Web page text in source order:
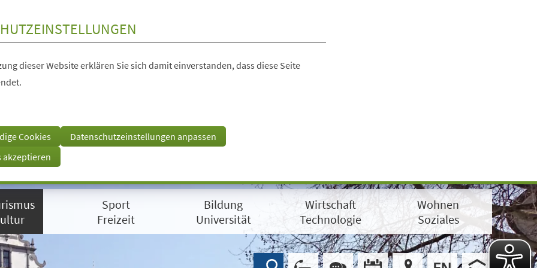
dieser Website erklären Sie sich damit einverstanden, dass diese Seite
Cookies
Datenschutzeinstellungen anpassen
akzeptieren
Sport
Freizeit
Bildung
Universität
Wirtschaft
Technologie
Wohnen
Soziales